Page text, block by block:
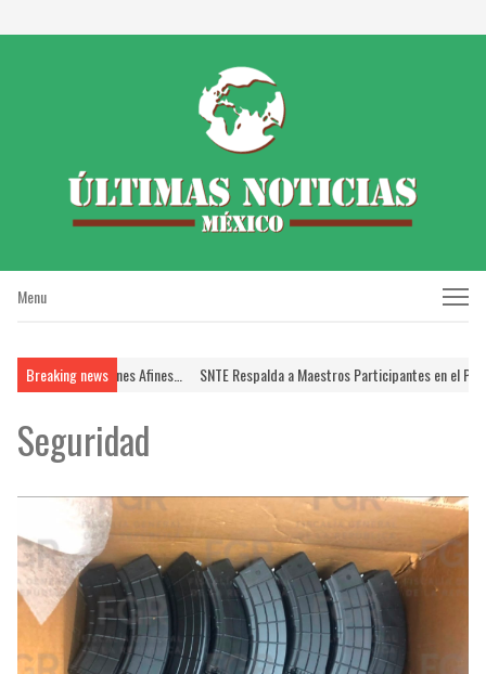
Menu
Menu
Breaking news
y Profesiones Afines… SNTE Respalda a Maestros Participantes en el Proceso
Seguridad